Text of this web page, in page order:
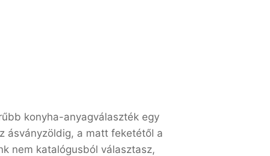
konyha-anyagválaszték egy
ásványzöldig, a matt feketétől a
nem katalógusból választasz,